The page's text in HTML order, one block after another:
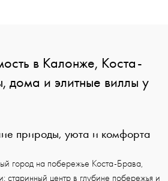
в Калонже, Коста-
дома и элитные виллы у
природы, уюта и комфорта
город на побережье Коста-Брава,
старинный центр в глубине побережья и